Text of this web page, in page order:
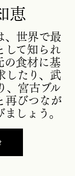
恵
、世界で最
して知られ
の食材に基
したり、武
、宮古ブル
再びつなが
しょう。